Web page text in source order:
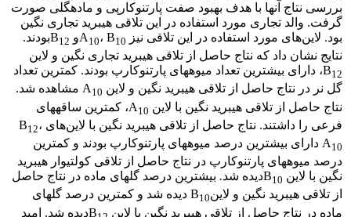
بررسی نتاج آنها با هدف بهبود صفت پارتنوکارپی و ماده­گلی صورت
گرفت. والد تجاری مورد استفاده در این تلاقی هیبرید تجاری نگین
بود. لاین‌های مورد استفاده در این تلاقی نیز A
10، B10 و B 12
بودند.
نتایج نشان داد که نتاج حاصل از تلاقی هیبرید تجاری نگین و لاین
B12
، دارای بیشترین تعداد میوه­های پارتنوکارپ بودند. کمترین تعداد
گل نر در نتاج حاصل از تلاقی هیبرید نگین و لاین A 10
مشاهده شد.
نتاج حاصل از تلاقی هیبرید نگین با لاین A 10
، کمترین ساقه­های
فرعی را داشتند. نتاج حاصل از تلاقی هیبرید نگین با لاین‌های B
12،
A 10
دارای بیشترین درصد میوه­های پارتنوکارپ بودند و کمترین
درصد میوه­های پارتنوکارپ در نتاج حاصل از تلاقی کولتیوار هیبرید
نگین با لاین B 10 دیده شد. بیشترین درصد گل­های ماده در نتاج حاصل
از تلاقی هیبرید نگین و لاینB10
دیده شد و کمترین درصد گل­های
ماده در نتاج حاصل از تلاقی هیبرید نگین با لاین B
دیده شد. امید